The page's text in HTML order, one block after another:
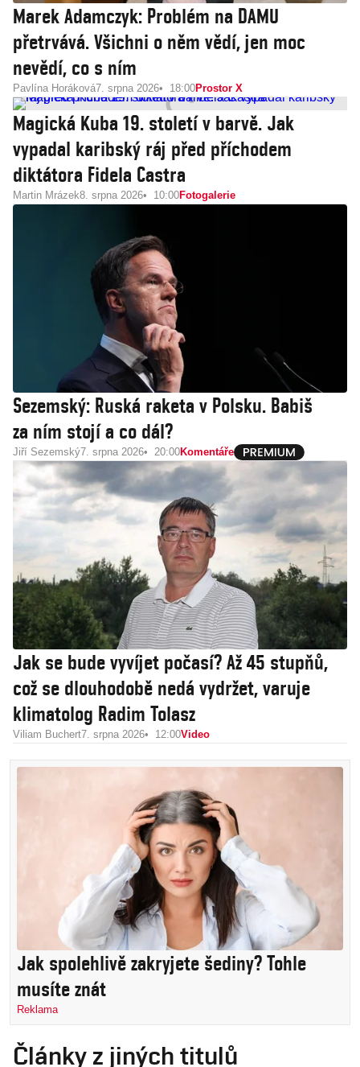
Marek Adamczyk: Problém na DAMU
přetrvává. Všichni o něm vědí, jen moc
nevědí, co s ním
Pavlína Horáková7. srpna 2026 18:00Prostor X
Magická Kuba 19. století v barvě. Jak
vypadal karibský ráj před příchodem
diktátora Fidela Castra
Martin Mrázek8. srpna 2026 10:00Fotogalerie
Sezemský: Ruská raketa v Polsku. Babiš
za ním stojí a co dál?
Jiří Sezemský7. srpna 2026 20:00Komentáře
Jak se bude vyvíjet počasí? Až 45 stupňů,
což se dlouhodobě nedá vydržet, varuje
klimatolog Radim Tolasz
Viliam Buchert7. srpna 2026 12:00Video
Jak spolehlivě zakryjete šediny? Tohle
musíte znát
Reklama
Články z jiných titulů